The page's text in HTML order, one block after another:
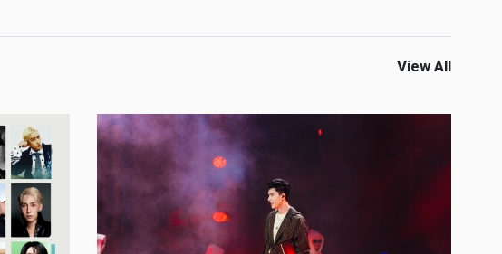
View All